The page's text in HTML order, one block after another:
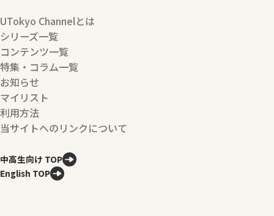
UTokyo Channelとは
シリーズ一覧
コンテンツ一覧
特集・コラム一覧
お知らせ
マイリスト
利用方法
当サイトへのリンクについて
中高生向け TOP
English TOP